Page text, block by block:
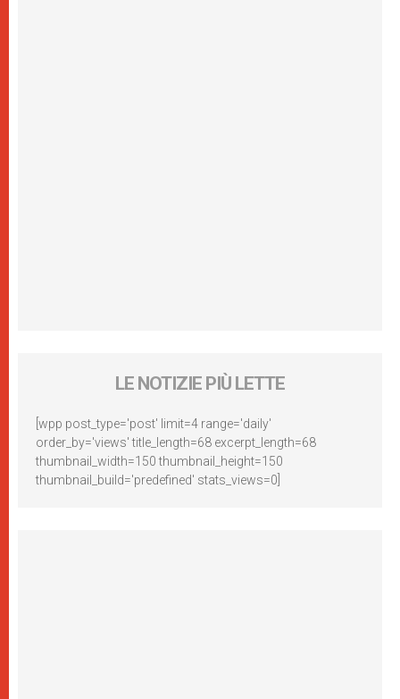
LE NOTIZIE PIÙ LETTE
[wpp post_type='post' limit=4 range='daily'
order_by='views' title_length=68 excerpt_length=68
thumbnail_width=150 thumbnail_height=150
thumbnail_build='predefined' stats_views=0]